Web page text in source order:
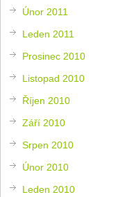
Únor 2011
Leden 2011
Prosinec 2010
Listopad 2010
Říjen 2010
Září 2010
Srpen 2010
Únor 2010
Leden 2010